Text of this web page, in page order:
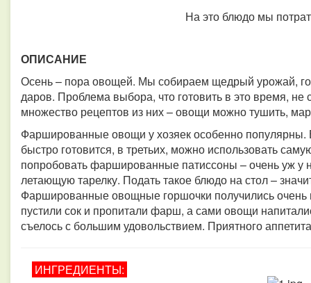
На это блюдо мы
ОПИСАНИЕ
Осень – пора овощей. Мы собираем щедрый урожай,
даров. Проблема выбора, что готовить в это время,
множество рецептов из них – овощи можно тушить,
Фаршированные овощи у хозяек особенно популярны.
быстро готовится, в третьих, можно использовать
попробовать фаршированные патиссоны – очень уж
летающую тарелку. Подать такое блюдо на стол –
Фаршированные овощные горшочки получились
пустили сок и пропитали фарш, а сами овощи
съелось с большим удовольствием. Приятного
ИНГРЕДИЕНТЫ: